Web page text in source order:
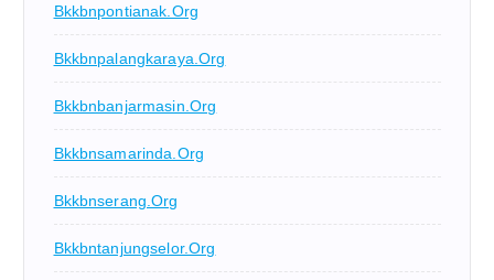
Bkkbnpontianak.org
Bkkbnpalangkaraya.org
Bkkbnbanjarmasin.org
Bkkbnsamarinda.org
Bkkbnserang.org
Bkkbntanjungselor.org